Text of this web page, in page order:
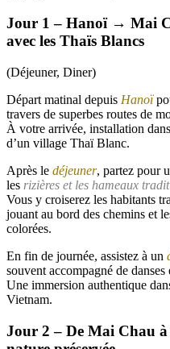
Jour 1 – Hanoï → Mai
avec les Thaïs Blancs
(Déjeuner, Diner)
Départ matinal depuis Hanoï
travers de superbes routes de
À votre arrivée, installation
d’un village Thaï Blanc.
Après le déjeuner, partez pour
les rizières et les hameaux
Vous y croiserez les habitants
jouant au bord des chemins et
colorées.
En fin de journée, assistez à un
souvent accompagné de
Une immersion authentique
Vietnam.
Jour 2 – De Mai Chau